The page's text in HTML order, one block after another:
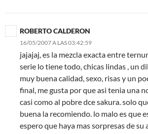
ROBERTO CALDERON
16/05/2007 A LAS 03:42:59
jajajaj, es la mezcla exacta entre
serie lo tiene todo, chicas lindas , un
muy buena calidad, sexo, risas y un
final, me gusta por que asi tenia una
casi como al pobre dce sakura. solo
buena la recomiendo. lo malo es que
espero que haya mas sorpresas de su